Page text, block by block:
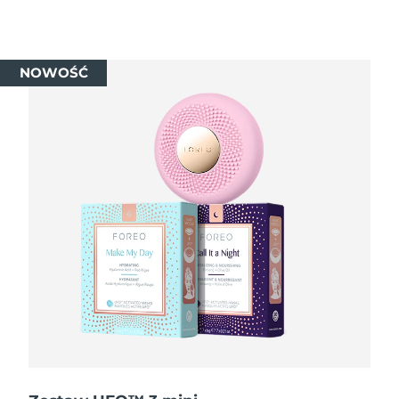
NOWOŚĆ
Oczekiwany czas dostawy
Oczekiwany czas dostawy
Kazachstan
Oczekiwany czas dostawy
Oczekiwany czas dostawy